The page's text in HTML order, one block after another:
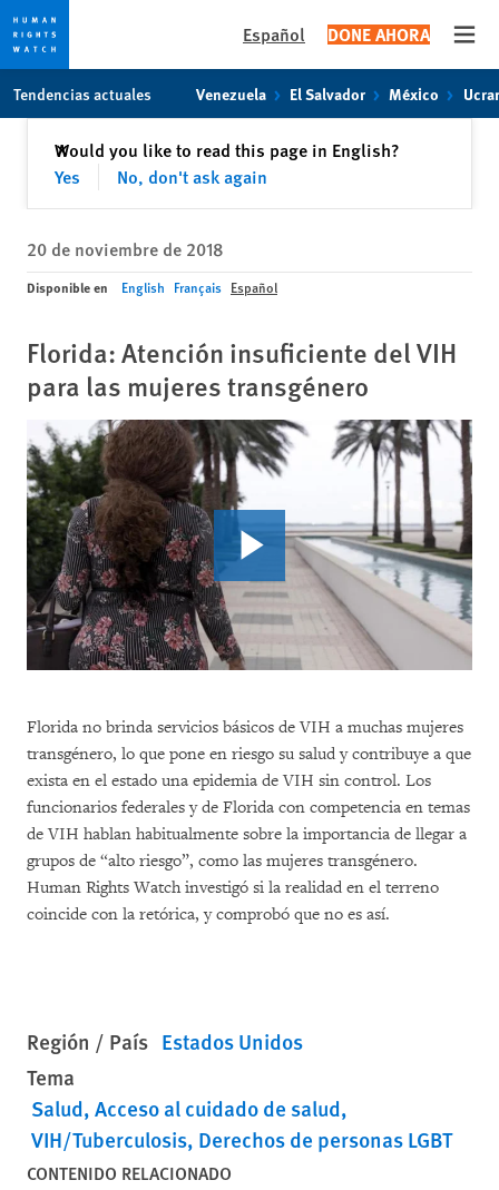
content
Español DONE AHORA
Tendencias actuales Venezuela El Salvador México
Would you like to read this page in English?
Yes
No, don't ask again
✕Cerrar
20 de noviembre de 2018
Disponible en English Français Español
Florida: Atención insuficiente del VIH
para las mujeres transgénero
Florida no brinda servicios básicos de VIH a muchas mujeres
transgénero, lo que pone en riesgo su salud y contribuye a que
exista en el estado una epidemia de VIH sin control. Los
funcionarios federales y de Florida con competencia en temas
de VIH hablan habitualmente sobre la importancia de llegar a
grupos de “alto riesgo”, como las mujeres transgénero.
Human Rights Watch investigó si la realidad en el terreno
coincide con la retórica, y comprobó que no es así.
Región / País Estados Unidos
Tema
Salud Acceso al cuidado de salud
VIH/Tuberculosis Derechos de personas LGBT
CONTENIDO RELACIONADO